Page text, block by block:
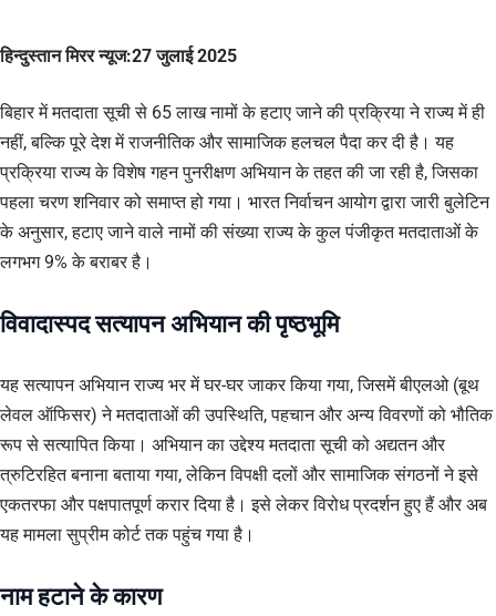
हिन्दुस्तान मिरर न्यूज:27 जुलाई 2025
बिहार में मतदाता सूची से 65 लाख नामों के हटाए जाने की प्रक्रिया ने राज्य में ही
नहीं, बल्कि पूरे देश में राजनीतिक और सामाजिक हलचल पैदा कर दी है। यह
प्रक्रिया राज्य के विशेष गहन पुनरीक्षण अभियान के तहत की जा रही है, जिसका
पहला चरण शनिवार को समाप्त हो गया। भारत निर्वाचन आयोग द्वारा जारी बुलेटिन
के अनुसार, हटाए जाने वाले नामों की संख्या राज्य के कुल पंजीकृत मतदाताओं के
लगभग 9% के बराबर है।
विवादास्पद सत्यापन अभियान की पृष्ठभूमि
यह सत्यापन अभियान राज्य भर में घर-घर जाकर किया गया, जिसमें बीएलओ (बूथ
लेवल ऑफिसर) ने मतदाताओं की उपस्थिति, पहचान और अन्य विवरणों को भौतिक
रूप से सत्यापित किया। अभियान का उद्देश्य मतदाता सूची को अद्यतन और
त्रुटिरहित बनाना बताया गया, लेकिन विपक्षी दलों और सामाजिक संगठनों ने इसे
एकतरफा और पक्षपातपूर्ण करार दिया है। इसे लेकर विरोध प्रदर्शन हुए हैं और अब
यह मामला सुप्रीम कोर्ट तक पहुंच गया है।
नाम हटाने के कारण